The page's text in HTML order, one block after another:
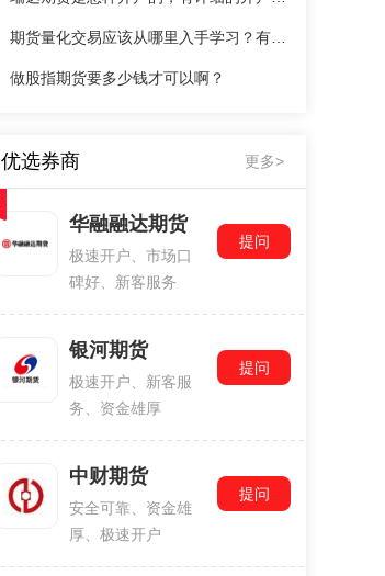
做股指期货要多少钱才可以啊？
优选券商 更多>
华融融达期货
极速开户、市场口
碑好、新客服务
提问
银河期货
极速开户、新客服
务、资金雄厚
提问
中财期货
安全可靠、资金雄
厚、极速开户
提问